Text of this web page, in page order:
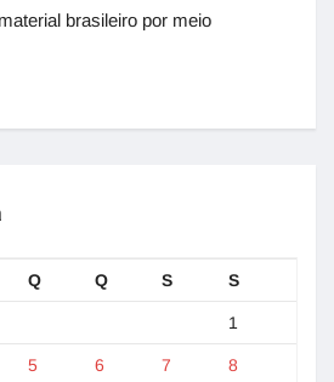
brasileiro por meio
Q Q S S
1
5 6 7 8